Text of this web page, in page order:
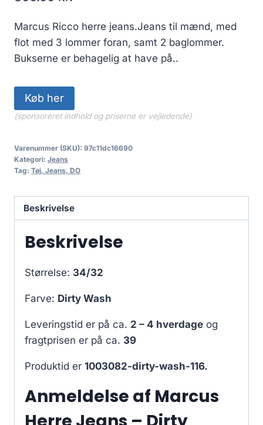
Marcus Ricco herre jeans.Jeans til mænd, med
flot med 3 lommer foran, samt 2 baglommer.
Bukserne er behagelig at have på..
Køb her
(sponsoreret indhold og priserne er vejledende)
Varenummer (SKU): 97c11dc16690
Kategori: Jeans
Tag: Tøj, Jeans, DO
Beskrivelse
Beskrivelse
Størrelse: 34/32
Farve: Dirty Wash
Leveringstid er på ca. 2 – 4 hverdage og
fragtprisen er på ca. 39
Produktid er 1003082-dirty-wash-116.
Anmeldelse af Marcus